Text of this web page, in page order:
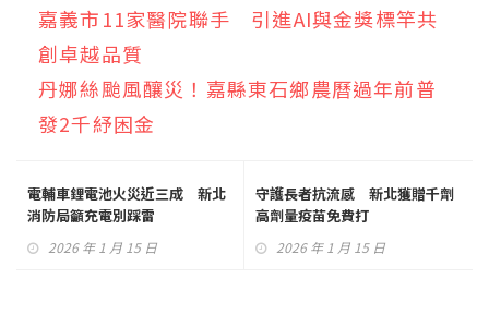
嘉義市11家醫院聯手 引進AI與金獎標竿共
創卓越品質
丹娜絲颱風釀災！嘉縣東石鄉農曆過年前普
發2千紓困金
電輔車鋰電池火災近三成 新北
消防局籲充電別踩雷
2026 年 1 月 15 日
守護長者抗流感 新北獲贈千劑
高劑量疫苗免費打
2026 年 1 月 15 日